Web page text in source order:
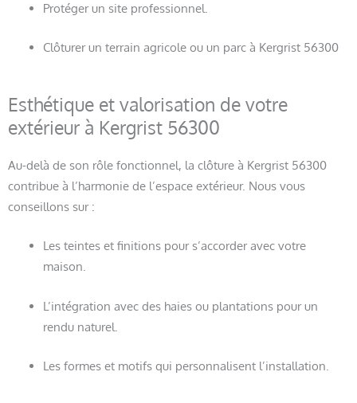
Protéger un site professionnel.
Clôturer un terrain agricole ou un parc à Kergrist 56300
Esthétique et valorisation de votre
extérieur à Kergrist 56300
Au-delà de son rôle fonctionnel, la clôture à Kergrist 56300
contribue à l’harmonie de l’espace extérieur. Nous vous
conseillons sur :
Les teintes et finitions pour s’accorder avec votre
maison.
L’intégration avec des haies ou plantations pour un
rendu naturel.
Les formes et motifs qui personnalisent l’installation.